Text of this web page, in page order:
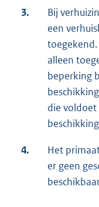
3.
Bij
een
alleen
beperking
die voldoet
4.
Het
er geen